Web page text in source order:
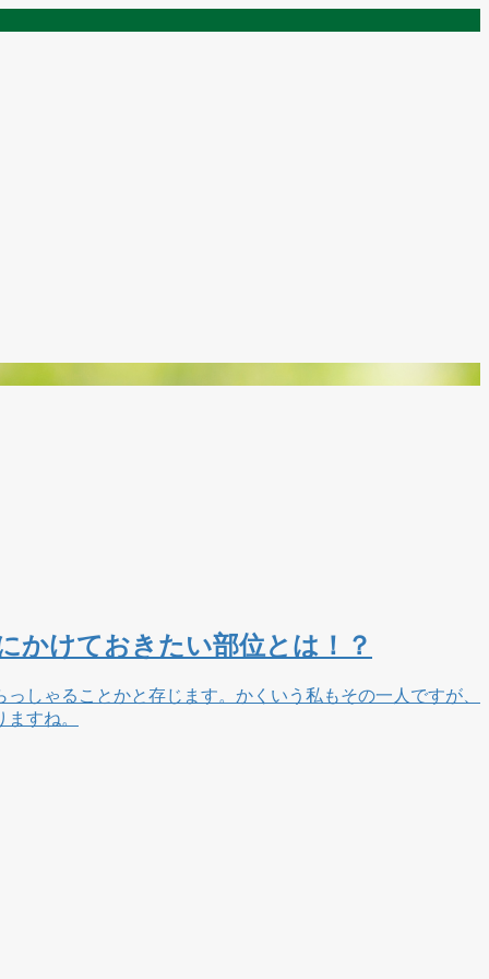
かけておきたい部位とは！？
しゃることかと存じます。かくいう私もその一人ですが、
すね。